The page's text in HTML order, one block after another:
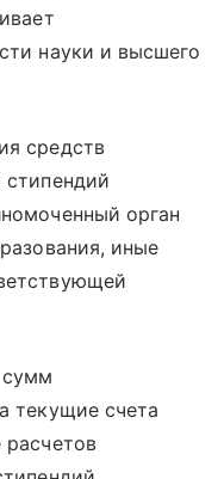
науки и высшего
средств
стипендий
орган
иные
сумм
текущие счета
расчетов